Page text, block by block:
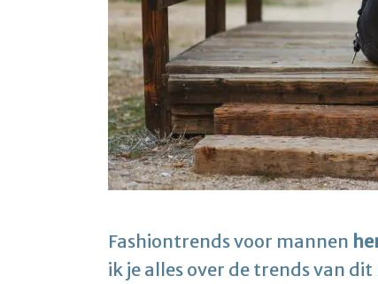
Fashiontrends voor mannen
ik je alles over de trends van